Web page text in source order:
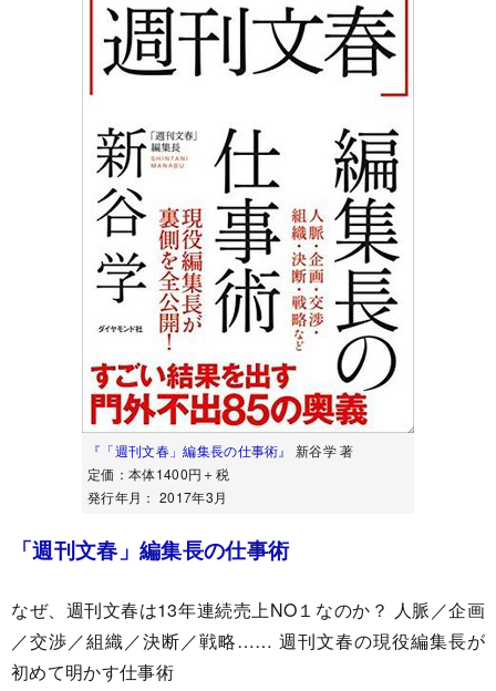
『「週刊文春」編集長の仕事術』新谷学 著
定価：本体1400円＋税
発行年月： 2017年3月
「週刊文春」編集長の仕事術
なぜ、週刊文春は13年連続売上NO１なのか？ 人脈／企画
／交渉／組織／決断／戦略…… 週刊文春の現役編集長が
初めて明かす仕事術